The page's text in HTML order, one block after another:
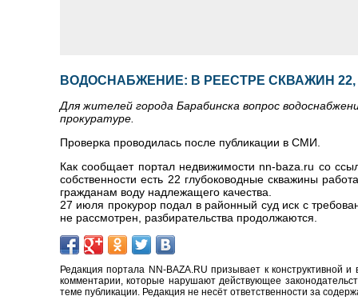
ВОДОСНАБЖЕНИЕ: В РЕЕСТРЕ СКВАЖИН
Для жителей города Барабинска вопрос
прокуратуре.
Проверка проводилась после публикации в СМИ.
Как сообщает портал недвижимости nn-baza.ru со
собственности есть 22 глубоководные скважины
гражданам воду надлежащего качества.
27 июля прокурор подал в районный суд иск с
не рассмотрен, разбирательства продолжаются.
Редакция портала NN-BAZA.RU призывает к конструктивной
комментарии, которые нарушают действующее
теме публикации. Редакция не несёт ответственности за